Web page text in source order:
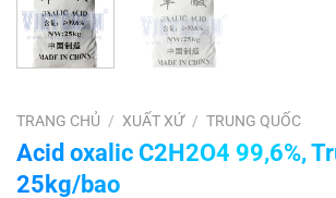
TRANG CHỦ / XUẤT XỨ / TRUNG QUỐC
Acid oxalic C2H2O4 99,6%,
25kg/bao